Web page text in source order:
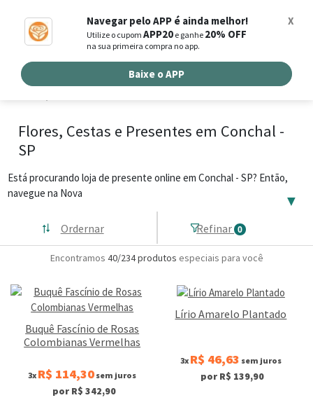
Navegar pelo APP é ainda melhor!
Utilize o cupomAPP20 e ganhe 20% OFF
na sua primeira compra no app.
X
Baixe o APP
Busca de produtos
Buscar por endereço de entrega
Flores, Cestas e Presentes em Conchal -
SP
Está procurando loja de presente online em Conchal - SP? Então,
navegue na Nova
▼
Refinar 0
Ordernar
Encontramos 40/234produtos especiais para você
Buquê Fascínio de Rosas
Colombianas Vermelhas
3x R$ 114,30 sem juros
por R$ 342,90
Lírio Amarelo Plantado
3x R$ 46,63 sem juros
por R$ 139,90